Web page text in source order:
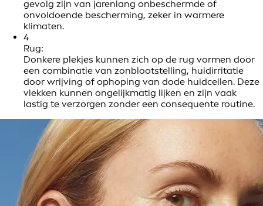
gevolg zijn van jarenlang onbeschermde of
onvoldoende bescherming, zeker in warmere
klimaten.
4
Rug:
Donkere plekjes kunnen zich op de rug vormen door
een combinatie van zonblootstelling, huidirritatie
door wrijving of ophoping van dode huidcellen. Deze
vlekken kunnen ongelijkmatig lijken en zijn vaak
lastig te verzorgen zonder een consequente routine.